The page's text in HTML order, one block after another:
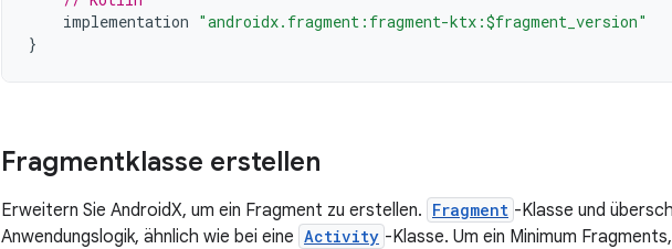
implementation "androidx.fragment:fragment-ktx:$fragment_version"
}
Fragmentklasse erstellen
Erweitern Sie AndroidX, um ein Fragment zu erstellen. Fragment -Klasse und
Anwendungslogik, ähnlich wie bei eine Activity -Klasse. Um ein Minimum